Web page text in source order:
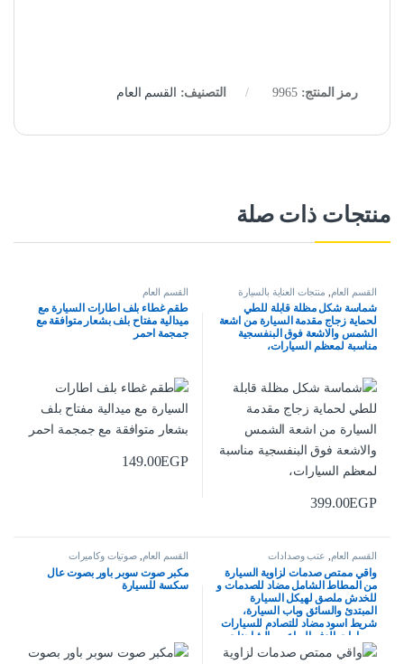
رمز المنتج:9965 التصنيف: القسم العام
منتجات ذات صلة
القسم العام منتجات العناية بالسيارة
شماسة شكل مظلة قابلة للطي
لحماية زجاج مقدمة السيارة من اشعة
الشمس والاشعة فوق البنفسجية
مناسبة لمعظم السيارات،
399.00EGP
القسم العام
طقم غطاء بلف اطارات السيارة مع
ميدالية مفتاح بلف بشعار متوافقة مع
جمجمة احمر
149.00EGP
القسم العام عتب وصدادات
واقي ممتص صدمات لزاوية السيارة
من المطاط الشامل مضاد للصدمات و
للخدش ملصق لهيكل السيارة
المبتدئ والسائق وباب السيارة،
شريط اسود مضاد للتصادم للسيارات
وسيارات الدفع الرباعي والشاحنات
الصغيرة، 4 قطع
القسم العام ,صوتيات وكاميرات
مكبر صوت سوبر باور بصوت عال
سكسة للسيارة